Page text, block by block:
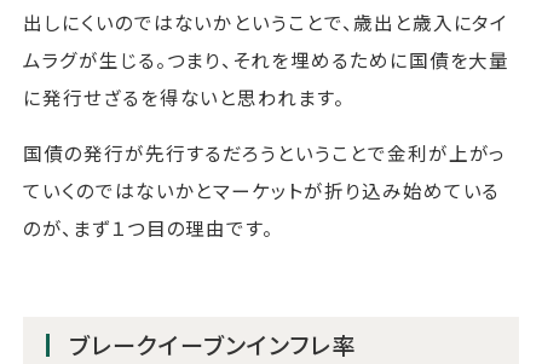
出しにくいのではないかということで、歳出と歳入にタイ
ムラグが生じる。つまり、それを埋めるために国債を大量
に発行せざるを得ないと思われます。
国債の発行が先行するだろうということで金利が上がっ
ていくのではないかとマーケットが折り込み始めている
のが、まず１つ目の理由です。
ブレークイーブンインフレ率